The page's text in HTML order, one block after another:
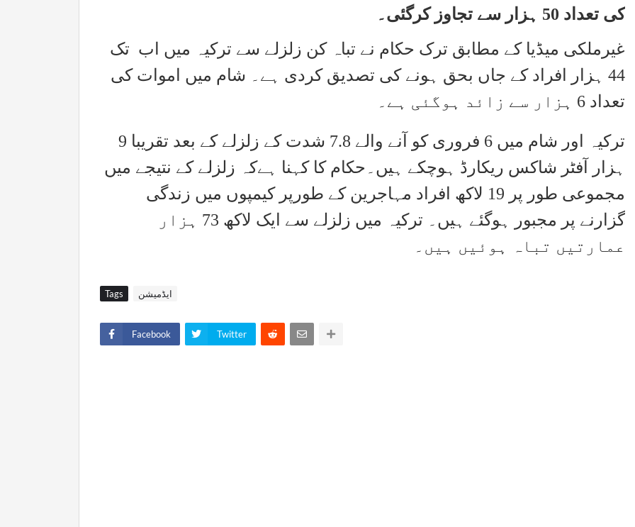
کی تعداد 50 ہزار سے تجاوز کرگئی۔
غیرملکی میڈیا کے مطابق ترک حکام نے تباہ کن زلزلے سے ترکیہ میں اب تک
44 ہزار افراد کے جاں بحق ہونے کی تصدیق کردی ہے۔ شام میں اموات کی
تعداد 6 ہزار سے زائد ہوگئی ہے۔
ترکیہ اور شام میں 6 فروری کو آنے والے 7.8 شدت کے زلزلے کے بعد تقریبا 9
ہزار آفٹر شاکس ریکارڈ ہوچکے ہیں۔حکام کا کہنا ہےکہ زلزلے کے نتیجے میں
مجموعی طور پر 19 لاکھ افراد مہاجرین کے طورپر کیمپوں میں زندگی
گزارنے پر مجبور ہوگئے ہیں۔ ترکیہ میں زلزلے سے ایک لاکھ 73 ہزار
عمارتیں تباہ ہوئیں ہیں۔
Tags ایڈمیشن
Facebook Twitter